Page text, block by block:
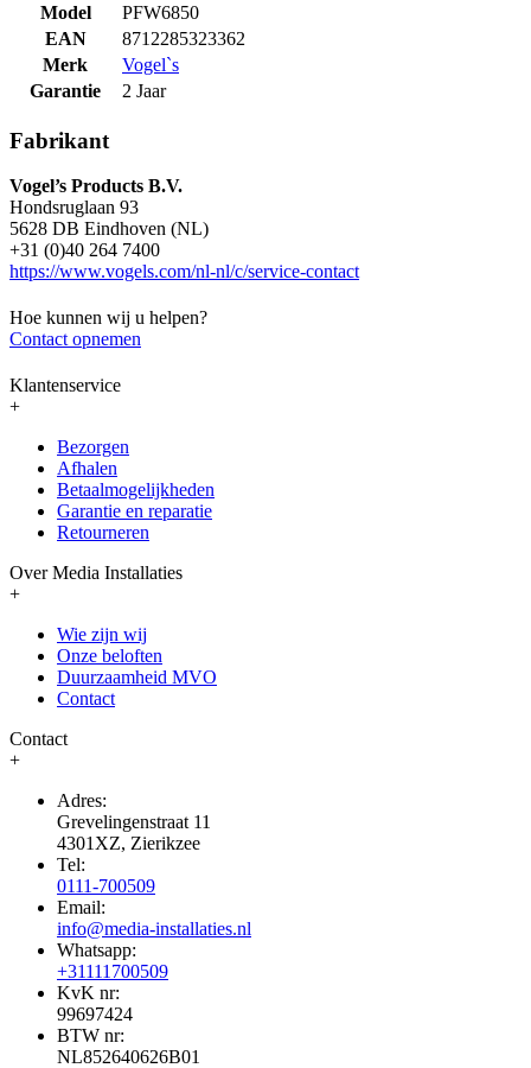
Model
PFW6850
EAN
8712285323362
Merk
Vogel`s
Garantie
2 Jaar
Fabrikant
Vogel’s Products B.V.
Hondsruglaan 93
5628 DB Eindhoven (NL)
+31 (0)40 264 7400
https://www.vogels.com/nl-nl/c/service-contact
Hoe kunnen wij u helpen?
Contact opnemen
Klantenservice
+
Bezorgen
Afhalen
Betaalmogelijkheden
Garantie en reparatie
Retourneren
Over Media Installaties
+
Wie zijn wij
Onze beloften
Duurzaamheid MVO
Contact
Contact
+
Adres:
Grevelingenstraat 11
4301XZ, Zierikzee
Tel:
0111-700509
Email:
info@media-installaties.nl
Whatsapp:
+31111700509
KvK nr:
99697424
BTW nr:
NL852640626B01